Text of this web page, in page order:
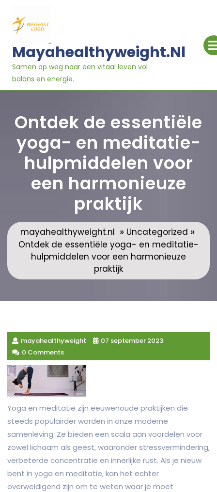
naar
inhoud
Mayahealthyweight.nl
Samen op weg naar een vitaal leven vol
balans en energie.
Ontdek de essentiële
yoga- en meditatie-
hulpmiddelen voor
een harmonieuze
praktijk
mayahealthyweight.nl » Uncategorized »
Ontdek de essentiële yoga- en meditatie-
hulpmiddelen voor een harmonieuze
praktijk
mayahealthyweight
07 september 2023
0 Comments
Yoga en meditatie zijn eeuwenoude praktijken die
steeds populairder worden in onze moderne
samenleving. Ze bieden een scala aan voordelen voor
zowel lichaam als geest, waaronder stressvermindering,
verbeterde concentratie en innerlijke rust. Als je nieuw
bent in yoga en meditatie, kan het echter
overweldigend zijn om te weten waar je moet